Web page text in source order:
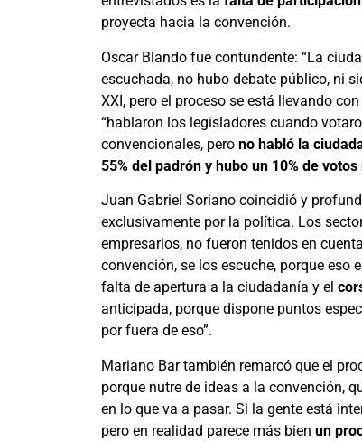
proyecta hacia la convención.
Oscar Blando fue contundente: “La
escuchada, no hubo debate público, ni
XXI, pero el proceso se está llevando
“hablaron los legisladores cuando
convencionales, pero no habló la
55% del padrón y hubo un 10% de
Juan Gabriel Soriano coincidió y
exclusivamente por la política. Los
empresarios, no fueron tenidos en
convención, se los escuche, porque eso
falta de apertura a la ciudadanía y el
anticipada, porque dispone puntos
por fuera de eso”.
Mariano Bar también remarcó que el
porque nutre de ideas a la convención,
en lo que va a pasar. Si la gente está
pero en realidad parece más bien un